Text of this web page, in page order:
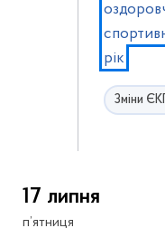
рік
Зміни
17 липня
п’ятниця